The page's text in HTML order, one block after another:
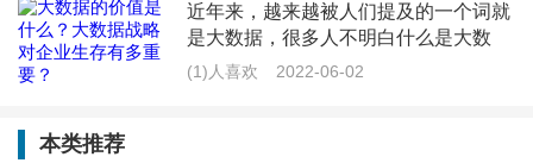
个打破时空限制的载体，百花齐放的同时也需要注重质
量和内涵。黑洞谜塔Meta通过多样化的数字藏品发行，
化，在实践中探寻数字文创与现实交互的健康发展之
的作
近年来，越来越被人们提及的一个词就
是大数据，很多人不明白什么是大数
据，对此一头雾水。大数据字面理解就
(1)人喜欢 2022-06-02
本类推荐